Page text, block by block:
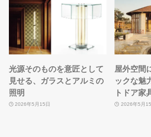
光源そのものを意匠として
見せる、ガラスとアルミの
照明
2026年5月15日
屋外空間
ックな魅
トドア家
2026年5月15